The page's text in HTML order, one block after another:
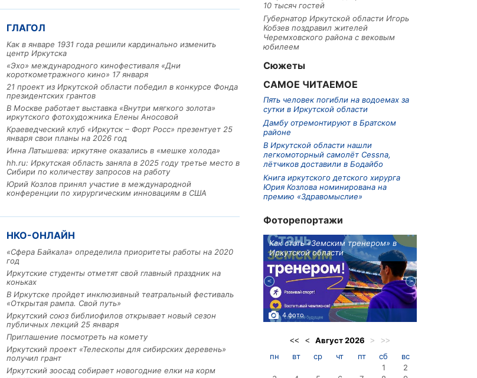
ГЛАГОЛ
Как в январе 1931 года решили кардинально изменить
центр Иркутска
«Эхо» международного кинофестиваля «Дни
короткометражного кино» 17 января
21 проект из Иркутской области победил в конкурсе Фонда
президентских грантов
В Москве работает выставка «Внутри мягкого золота»
иркутского фотохудожника Елены Аносовой
Краеведческий клуб «Иркутск – Форт Росс» презентует 25
января свои планы на 2026 год
Инна Латышева: иркутяне оказались в «мешке холода»
hh.ru: Иркутская область заняла в 2025 году третье место в
Сибири по количеству запросов на работу
Юрий Козлов принял участие в международной
конференции по хирургическим инновациям в США
НКО-ОНЛАЙН
«Сфера Байкала» определила приоритеты работы на 2020
год
Иркутские студенты отметят свой главный праздник на
коньках
В Иркутске пройдет инклюзивный театральный фестиваль
«Открытая рампа. Свой путь»
Иркутский союз библиофилов открывает новый сезон
публичных лекций 25 января
Приглашение посмотреть на комету
Иркутский проект «Телескопы для сибирских деревень»
получил грант
Иркутский зоосад собирает новогодние елки на корм
10 тысяч гостей
Губернатор Иркутской области Игорь
Кобзев поздравил жителей
Черемховского района с вековым
юбилеем
Сюжеты
САМОЕ ЧИТАЕМОЕ
Пять человек погибли на водоемах за
сутки в Иркутской области
Дамбу отремонтируют в Братском
районе
В Иркутской области нашли
легкомоторный самолёт Cessna,
лётчиков доставили в Бодайбо
Книга иркутского детского хирурга
Юрия Козлова номинирована на
премию «Здравомыслие»
Фоторепортажи
рублей получит
из Иркутской области
3 фото
Как стать «Земским тренером» в
Иркутской области
4 фото
<< < Август2026 > >>
пн вт ср чт пт сб
вс
1
2